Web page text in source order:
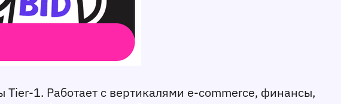
1. Работает с вертикалями e-commerce, финансы,